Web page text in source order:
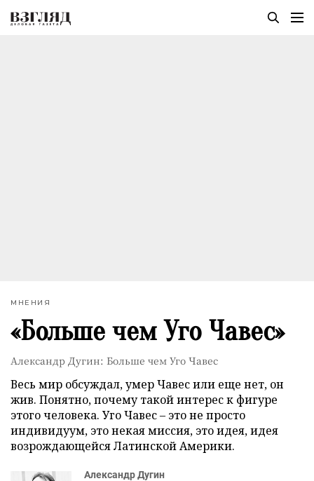
МНЕНИЯ
«Больше чем Уго Чавес»
Александр Дугин: Больше чем Уго Чавес
Весь мир обсуждал, умер Чавес или еще нет, он
жив. Понятно, почему такой интерес к фигуре
этого человека. Уго Чавес – это не просто
индивидуум, это некая миссия, это идея, идея
возрождающейся Латинской Америки.
Александр Дугин